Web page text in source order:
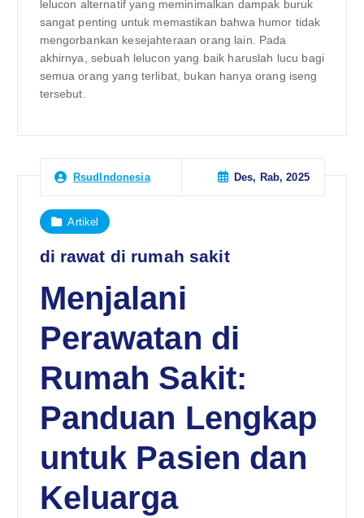
lelucon alternatif yang meminimalkan dampak buruk
sangat penting untuk memastikan bahwa humor tidak
mengorbankan kesejahteraan orang lain. Pada
akhirnya, sebuah lelucon yang baik haruslah lucu bagi
semua orang yang terlibat, bukan hanya orang iseng
tersebut.
RsudIndonesia Des, Rab, 2025
Artikel
di rawat di rumah sakit
Menjalani
Perawatan di
Rumah Sakit:
Panduan Lengkap
untuk Pasien dan
Keluarga